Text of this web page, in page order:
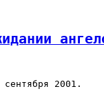
сентября 2001.